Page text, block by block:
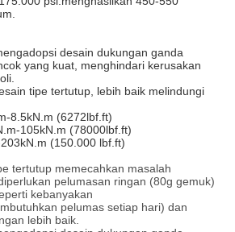
desain dukungan ganda
yang kuat, menghindari kerusakan
tipe tertutup, lebih baik melindungi
8.5kN.m (6272lbf.ft)
105kN.m (78000lbf.ft)
(150.000 lbf.ft)
tertutup memecahkan masalah
pelumasan ringan (80g gemuk)
kebanyakan
pelumas setiap hari) dan
lebih baik.